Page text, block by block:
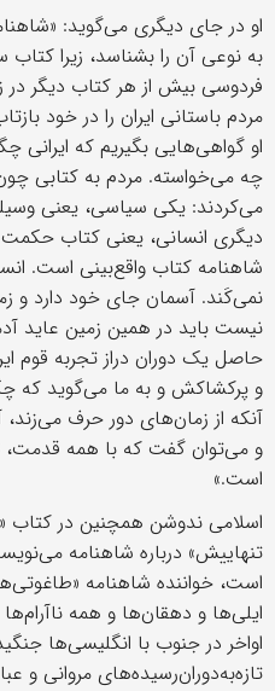
او در جای دیگری می‌گوید:
به‌ نوعی آن‌ را بشناسد، زیرا
فردوسی‌ بیش‌ از هر کتاب‌ دیگر
مردم‌ باستانی‌ ایران‌ را در خود
او گواهی‌هایی‌ بگیریم‌ که‌
چه‌ می‌خواسته‌. مردم‌ به‌ کتابی‌
می‌کردند: یکی‌ سیاسی‌، یعنی
دیگری‌ انسانی‌، یعنی‌ کتاب‌
شاهنامه‌ کتاب‌ واقع‌بینی‌ است‌.
نمی‌کَند. آسمان‌ جای‌ خود دارد
نیست‌ باید در همین‌ زمین‌ عاید
حاصل‌ یک دوران‌ دراز تجربه‌ قوم‌
و پرکشاکش‌ و به‌ ما می‌گوید که‌
آنکه‌ از زمان‌های‌ دور حرف‌
و می‌توان‌ گفت‌ که‌ با همه قدمت‌،
است‌.»
اسلامی ندوشن همچنین در کتاب
تنهاییش» درباره شاهنامه
است، خواننده شاهنامه
ایلی‌ها و دهقان‌ها و همه
اواخر در جنوب با انگلیسی‌ها
تازه‌به‌دوران‌رسیده‌های مروانی و